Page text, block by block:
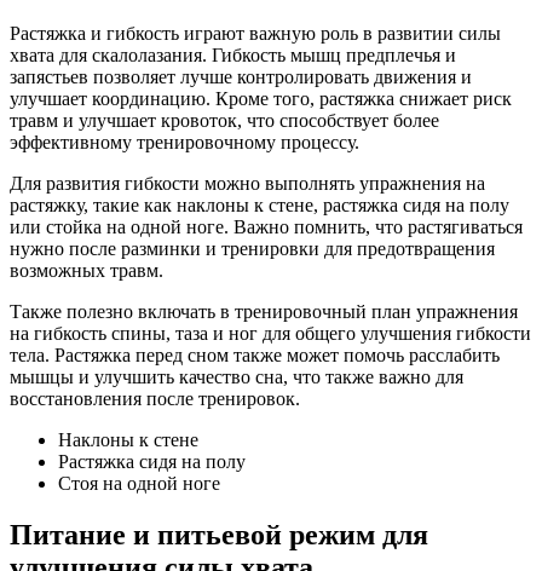
Растяжка и гибкость играют важную роль в развитии силы
хвата для скалолазания. Гибкость мышц предплечья и
запястьев позволяет лучше контролировать движения и
улучшает координацию. Кроме того, растяжка снижает риск
травм и улучшает кровоток, что способствует более
эффективному тренировочному процессу.
Для развития гибкости можно выполнять упражнения на
растяжку, такие как наклоны к стене, растяжка сидя на полу
или стойка на одной ноге. Важно помнить, что растягиваться
нужно после разминки и тренировки для предотвращения
возможных травм.
Также полезно включать в тренировочный план упражнения
на гибкость спины, таза и ног для общего улучшения гибкости
тела. Растяжка перед сном также может помочь расслабить
мышцы и улучшить качество сна, что также важно для
восстановления после тренировок.
Наклоны к стене
Растяжка сидя на полу
Стоя на одной ноге
Питание и питьевой режим для